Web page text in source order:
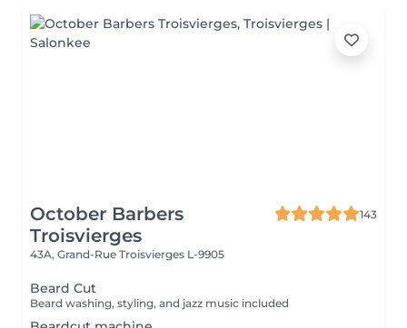
October Barbers
Troisvierges
143
43A, Grand-Rue Troisvierges L-9905
Beard Cut
Beard washing, styling, and jazz music included